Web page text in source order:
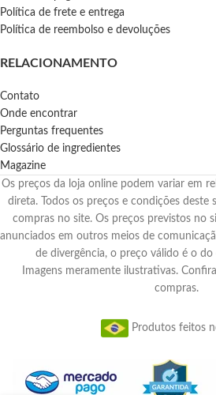
Política de frete e entrega
Política de reembolso e devoluções
RELACIONAMENTO
Contato
Onde encontrar
Perguntas frequentes
Glossário de ingredientes
Magazine
Os preços da loja online podem variar em
direta. Todos os preços e condições deste
compras no site. Os preços previstos no
anunciados em outros meios de
de divergência, o preço válido é o
Imagens meramente ilustrativas.
compras.
Produtos feitos